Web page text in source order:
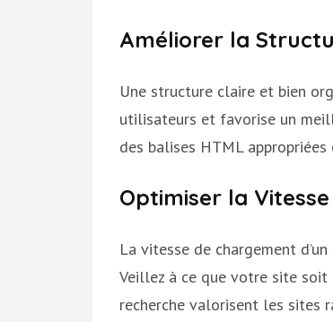
Améliorer la
Une structure claire et bien
utilisateurs et favorise un
des balises HTML
Optimiser la
La vitesse de chargement
Veillez à ce que votre site
recherche valorisent les sites